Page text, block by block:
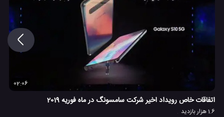
02:06
اتفاقات خاص رویداد اخیر شرکت سامسونگ در ماه فوریه 2019
1.6 هزار بازدید